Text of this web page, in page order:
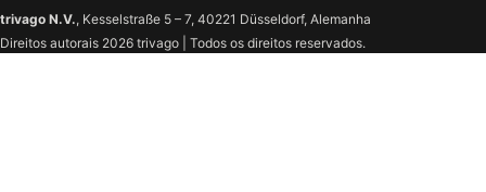
Arts Centre & Theatre Aberdeen
Union Square
St Andrews Cathedral
Aberdeen Harbour
trivago N.V., Kesselstraße 5 – 7, 40221 Düsseldorf, Alemanha
Direitos autorais 2026 trivago | Todos os direitos reservados.